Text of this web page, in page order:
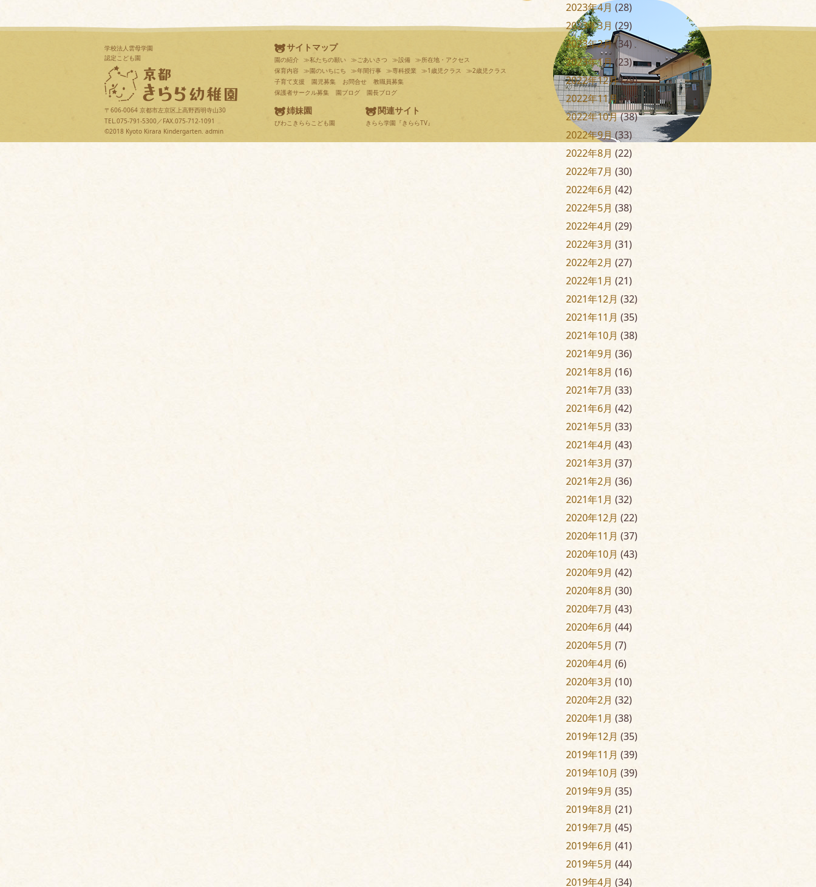
2023年4月 (28)
2023年3月 (29)
2023年2月(34)
2023年1月(23)
2022年12月(29)
2022年11月(40)
2022年10月(38)
2022年9月(33)
2022年8月 (22)
2022年7月 (30)
2022年6月 (42)
2022年5月 (38)
2022年4月 (29)
2022年3月 (31)
2022年2月 (27)
2022年1月 (21)
2021年12月 (32)
2021年11月 (35)
2021年10月 (38)
2021年9月 (36)
2021年8月 (16)
2021年7月 (33)
2021年6月 (42)
2021年5月 (33)
2021年4月 (43)
2021年3月 (37)
2021年2月 (36)
2021年1月 (32)
2020年12月 (22)
2020年11月 (37)
2020年10月 (43)
2020年9月 (42)
2020年8月 (30)
2020年7月 (43)
2020年6月 (44)
2020年5月 (7)
2020年4月 (6)
2020年3月 (10)
2020年2月 (32)
2020年1月 (38)
2019年12月 (35)
2019年11月 (39)
2019年10月 (39)
2019年9月 (35)
2019年8月 (21)
2019年7月 (45)
2019年6月 (41)
2019年5月 (44)
2019年4月 (34)
学校法人雲母学園
認定こども園
〒606-0064 京都市左京区上高野西明寺山30
TEL.075-791-5300／FAX.075-712-1091
©2018 Kyoto Kirara Kindergarten. admin
サイトマップ
園の紹介 ≫私たちの願い ≫ごあいさつ ≫設備 ≫所在地・アクセス
保育内容
≫園のいちにち ≫年間行事 ≫専科授業 ≫1歳児クラス
≫2歳児クラス
子育て支援
園児募集 お問合せ
教職員募集
保護者サークル募集
園ブログ 園長ブログ
姉妹園
びわこきららこども園
関連サイト
きらら学園『きららTV』